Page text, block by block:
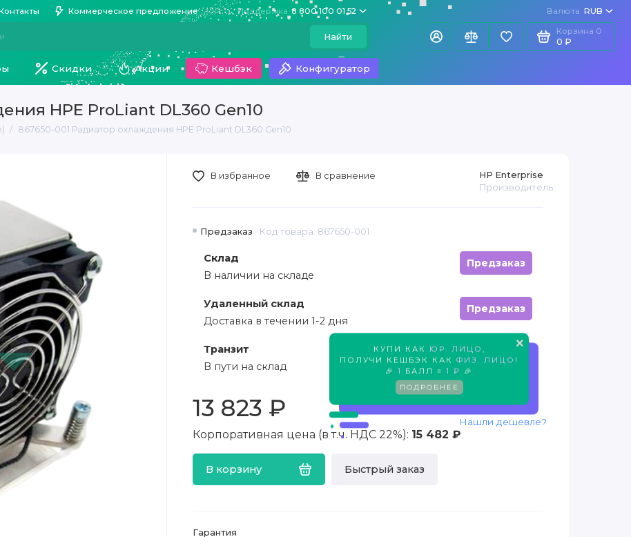
Коммерческое предложение Поддержка 8 800 100 01 52 Валюта RUB
Найти
Корзина 0
0 ₽
Скидки Акции Кешбэк Конфигуратор
HPE ProLiant DL360 Gen10
867650-001 Радиатор охлаждения HPE ProLiant DL360 Gen10
×
КУПИ КАК ЮР. ЛИЦО
ПОЛУЧИ КЕШБЭК КАК ФИЗ. ЛИЦО !
🎉 1 БАЛЛ = 1 ₽ 🎉
ПОДРОБНЕЕ
Предзаказ Код товара: 867650-001
HP Enterprise
Производитель
Склад
Предзаказ
В наличии на складе
Удаленный склад
Предзаказ
Доставка в течении 1-2 дня
Транзит
Предзаказ
В пути на склад
13 823 ₽
Корпоративная цена (в т.ч. НДС 22%): 15 482 ₽
В корзину Быстрый заказ
Нашли дешевле?
В избранное В сравнение
Гарантия